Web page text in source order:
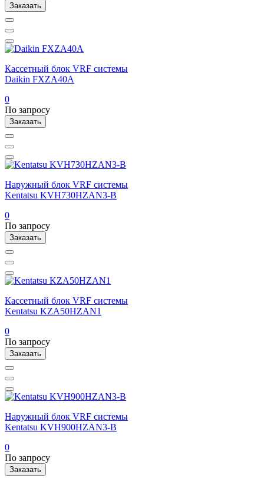
Заказать
Кассетный блок VRF системы
Daikin FXZA40A
0
По запросу
Заказать
Наружный блок VRF системы
Kentatsu KVH730HZAN3-B
0
По запросу
Заказать
Кассетный блок VRF системы
Kentatsu KZA50HZAN1
0
По запросу
Заказать
Наружный блок VRF системы
Kentatsu KVH900HZAN3-B
0
По запросу
Заказать